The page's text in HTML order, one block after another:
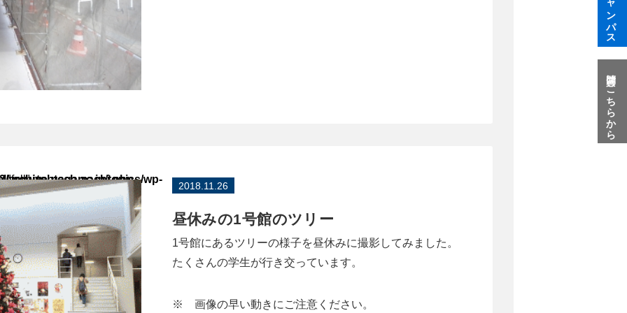
2018.11.26
昼休みの1号館のツリー
1号館にあるツリーの様子を昼休みに撮影してみました。
たくさんの学生が行き交っています。
※ 画像の早い動きにご注意ください。
"full" in
themes/tohtech2023/archive-nagamachi.php
質問はこちらから